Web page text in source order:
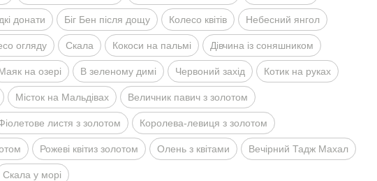
донати Бiг Бен пiсля дощу Колесо квiтiв Небесний янгол
огляду Скала Кокоси на пальмi Дiвчина iз соняшником
на озерi В зеленому димi Червоний захiд Котик на руках
Мiсток на Мальдiвах Величник павич з золотом
листя з золотом Королева-левиця з золотом
Рожевi квiтиз золотом Олень з квiтами Вечiрний Тадж Махал
Скала у морi